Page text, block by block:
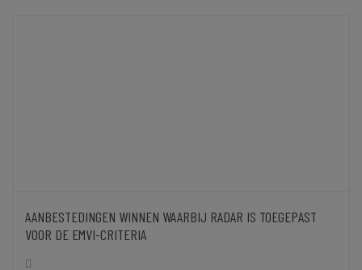
AANBESTEDINGEN WINNEN WAARBIJ RADAR IS TOEGEPAST
VOOR DE EMVI-CRITERIA